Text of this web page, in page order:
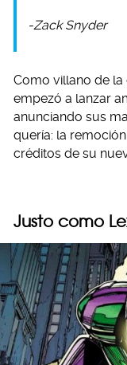
-Zack Snyder
Como villano de
empezó a lanzar
anunciando sus
quería: la
créditos de su
Justo como